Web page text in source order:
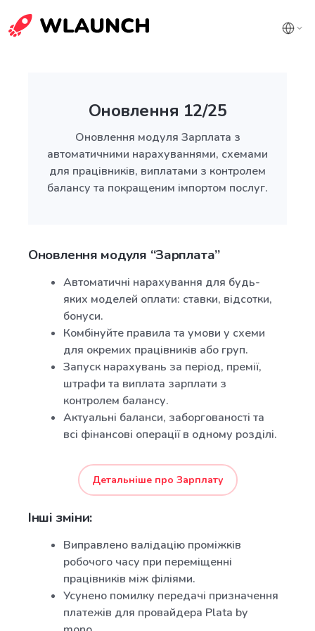
Оновлення 12/25
Оновлення модуля Зарплата з
автоматичними нарахуваннями, схемами
для працівників, виплатами з контролем
балансу та покращеним імпортом послуг.
Оновлення модуля “Зарплата”
Автоматичні нарахування для будь-
яких моделей оплати: ставки, відсотки,
бонуси.
Комбінуйте правила та умови у схеми
для окремих працівників або груп.
Запуск нарахувань за період, премії,
штрафи та виплата зарплати з
контролем балансу.
Актуальні баланси, заборгованості та
всі фінансові операції в одному розділі.
Детальніше про Зарплату
Інші зміни:
Виправлено валідацію проміжків
робочого часу при переміщенні
працівників між філіями.
Усунено помилку передачі призначення
платежів для провайдера Plata by